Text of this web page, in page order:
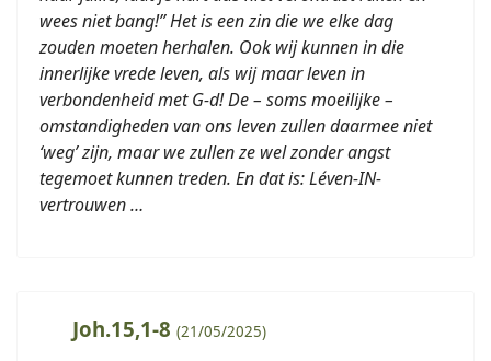
wees niet bang!” Het is een zin die we elke dag
zouden moeten herhalen. Ook wij kunnen in die
innerlijke vrede leven, als wij maar leven in
verbondenheid met G-d! De – soms moeilijke –
omstandigheden van ons leven zullen daarmee niet
‘weg’ zijn, maar we zullen ze wel zonder angst
tegemoet kunnen treden. En dat is: Léven-IN-
vertrouwen …
Joh.15,1-8 (21/05/2025)